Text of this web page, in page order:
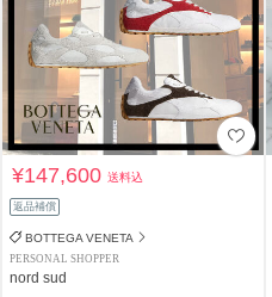
¥147,600送料込
返品補償
BOTTEGA VENETA
PERSONAL SHOPPER
nord sud